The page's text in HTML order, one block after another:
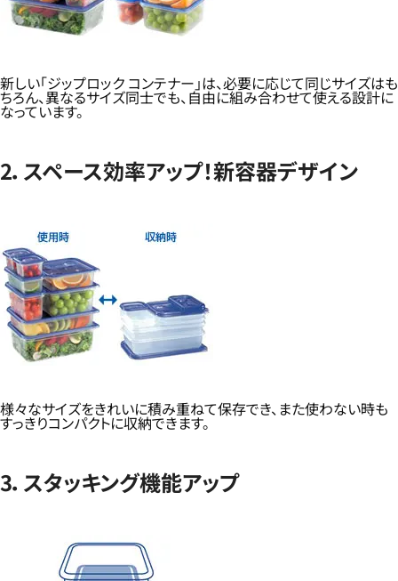
新しい「ジップロック コンテナー」は、必要に応じて同じサイズはも
ちろん、異なるサイズ同士でも、自由に組み合わせて使える設計に
なっています。
2．スペース効率アップ！新容器デザイン
様々なサイズをきれいに積み重ねて保存でき、また使わない時も
すっきりコンパクトに収納できます。
3．スタッキング機能アップ